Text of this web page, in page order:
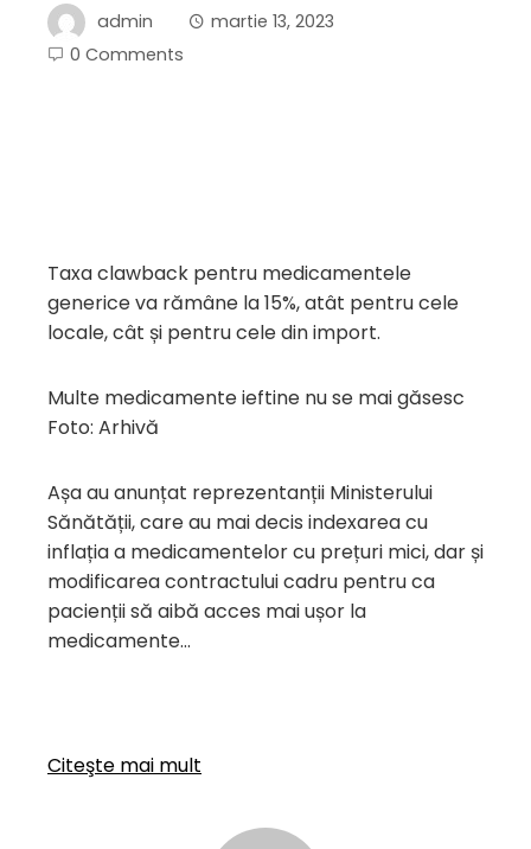
admin
martie 13, 2023
0 Comments
Taxa clawback pentru medicamentele
generice va rămâne la 15%, atât pentru cele
locale, cât și pentru cele din import.
Multe medicamente ieftine nu se mai găsesc
Foto: Arhivă
Așa au anunțat reprezentanții Ministerului
Sănătății, care au mai decis indexarea cu
inflația a medicamentelor cu prețuri mici, dar și
modificarea contractului cadru pentru ca
pacienții să aibă acces mai ușor la
medicamente…
Citeşte mai mult